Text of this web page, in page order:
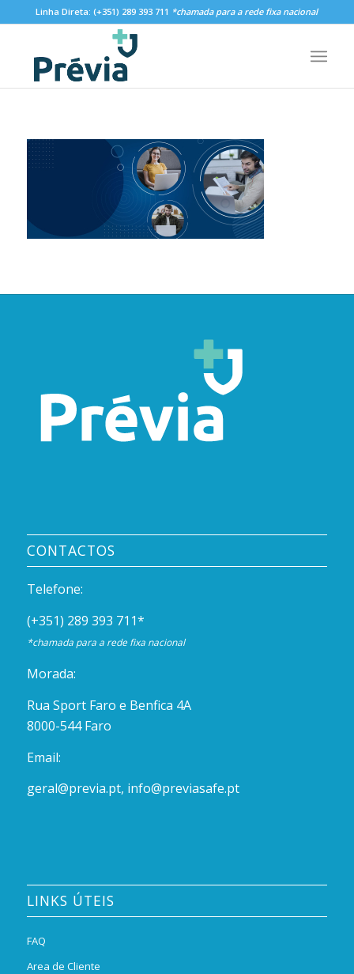
Linha Direta:(+351) 289 393 711 *chamada para a rede fixa nacional
CONTACTOS
Telefone:
(+351) 289 393 711*
*chamada para a rede fixa nacional
Morada:
Rua Sport Faro e Benfica 4A
8000-544 Faro
Email:
geral@previa.pt, info@previasafe.pt
LINKS ÚTEIS
FAQ
Area de Cliente